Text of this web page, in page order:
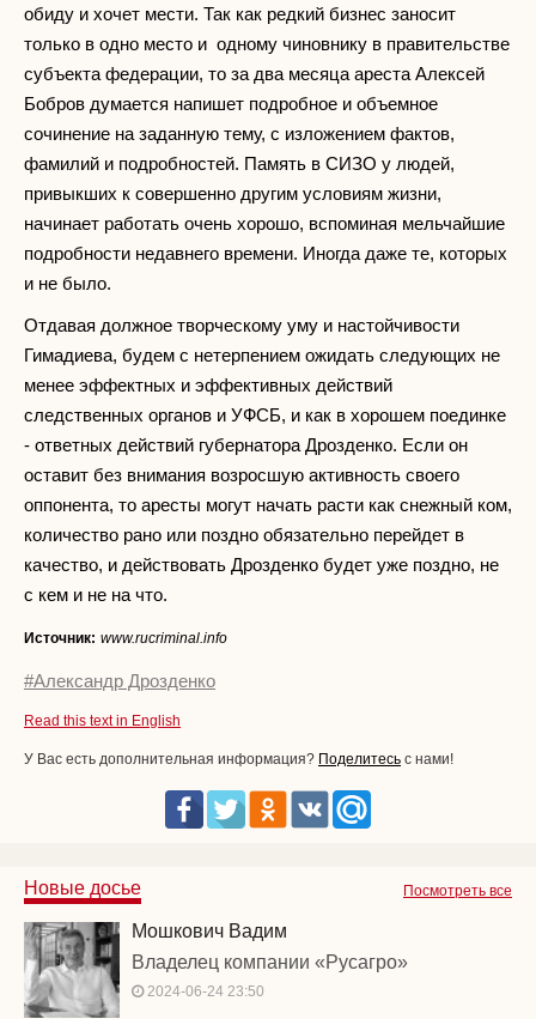
обиду и хочет мести. Так как редкий бизнес заносит
только в одно место и одному чиновнику в правительстве
субъекта федерации, то за два месяца ареста Алексей
Бобров думается напишет подробное и объемное
сочинение на заданную тему, с изложением фактов,
фамилий и подробностей. Память в СИЗО у людей,
привыкших к совершенно другим условиям жизни,
начинает работать очень хорошо, вспоминая мельчайшие
подробности недавнего времени. Иногда даже те, которых
и не было.
Отдавая должное творческому уму и настойчивости
Гимадиева, будем с нетерпением ожидать следующих не
менее эффектных и эффективных действий
следственных органов и УФСБ, и как в хорошем поединке
- ответных действий губернатора Дрозденко. Если он
оставит без внимания возросшую активность своего
оппонента, то аресты могут начать расти как снежный ком,
количество рано или поздно обязательно перейдет в
качество, и действовать Дрозденко будет уже поздно, не
с кем и не на что.
Источник: www.rucriminal.info
#Александр Дрозденко
Read this text in English
У Вас есть дополнительная информация? Поделитесь с нами!
Посмотреть все
Новые досье
Мошкович Вадим
Владелец компании «Русагро»
2024-06-24 23:50